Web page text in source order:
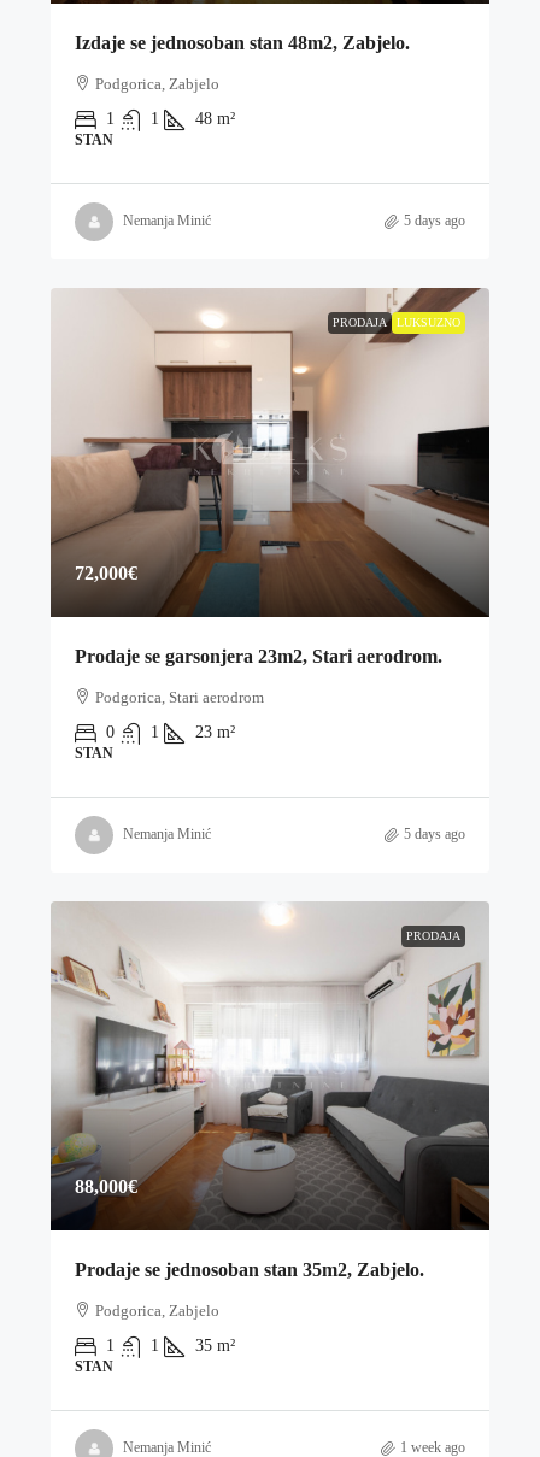
Izdaje se jednosoban stan 48m2, Zabjelo.
Podgorica, Zabjelo
1
1 48 m²
STAN
Nemanja Minić 5 days ago
PRODAJA LUKSUZNO
72,000€
Prodaje se garsonjera 23m2, Stari aerodrom.
Podgorica, Stari aerodrom
0
1 23 m²
STAN
Nemanja Minić 5 days ago
PRODAJA
88,000€
Prodaje se jednosoban stan 35m2, Zabjelo.
Podgorica, Zabjelo
1
1 35 m²
STAN
Nemanja Minić 1 week ago